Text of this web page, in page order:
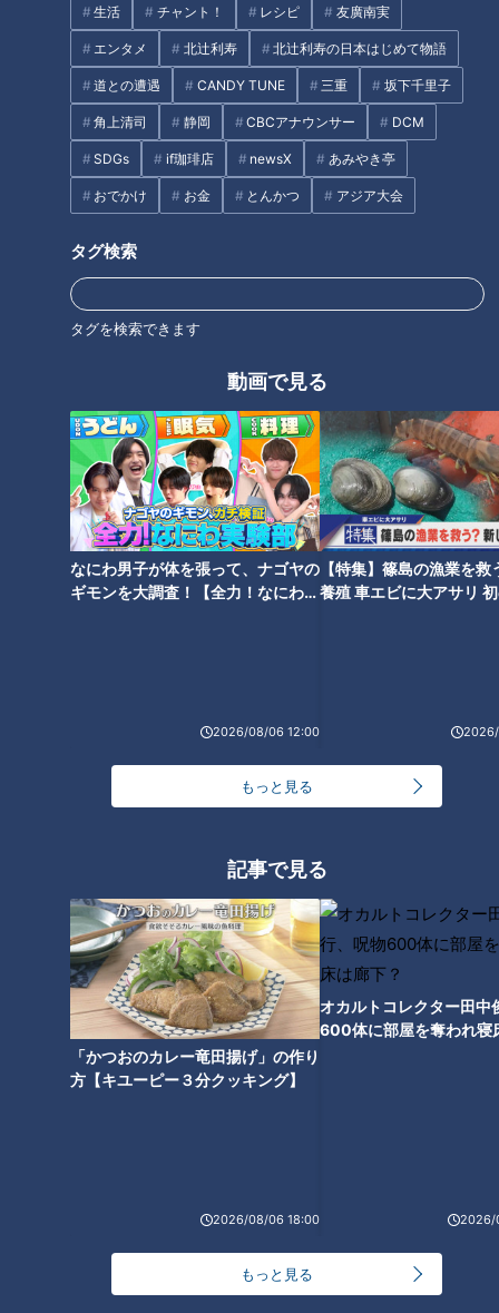
生活 チャント！ レシピ 友廣南実
エンタメ 北辻利寿 北辻利寿の日本はじめて物語
道との遭遇 CANDY TUNE 三重 坂下千里子
角上清司 静岡 CBCアナウンサー DCM
SDGs if珈琲店 newsX あみやき亭
おでかけ お金 とんかつ アジア大会
タグ検索
タグを検索できます
動画で見る
なにわ男子が体を張って、ナゴヤの
ギモンを大調査！【全力！なにわ実
2026/08/06 12:00
【特集】篠島の漁業を救
養殖 車エビに大アサリ
もっと見る
記事で見る
「かつおのカレー竜田揚げ」の作り
方【キユーピー３分クッキング】
2026/08/06 18:00
オカルトコレクター田中
600体に部屋を奪われ寝
2026/
もっと見る
カフェの中にトランポリン！？
春日井市の喫茶店に寄り道！
CBC友廣アナが“岐阜のグランド
キャニオン”を目指す
加藤愛アナが愛知県美浜町の
『大砲巻』を調査！ 縁起よし！
長さ30センチの愛され和スイー
ツ
タグ
チャント！ 三重 加藤愛 愛されフード
オススメ関連コンテンツ
「蚊」に刺されないための対策
を体を張って実験 ポイントは
「足のにおい」？
石丸幹二「すごい痩せました
ね！」…世界一楽なスクワッ
ト！？ダイエットのスペシャリ
ストに学ぶ「無理なくやせる方
法」
ーパーで見つけたベテラン主婦
肌だけではダメ！？夏の外出
は“目の日焼け”に要注意！目の
紫外線対策もご紹介
ランキング